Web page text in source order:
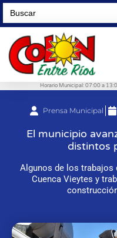
Search
for:
Horario Municipal: 07:00 a
Prensa Municipal
El municipio
distintos
Algunos de los trabajos
Cuenca Vieytes y